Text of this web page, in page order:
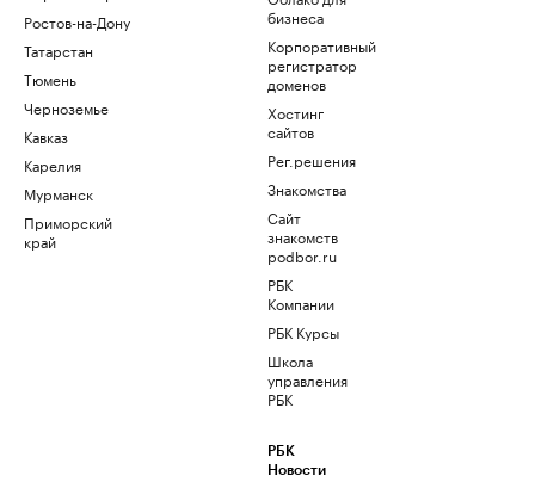
Ростов-на-Дону
Татарстан
Тюмень
Черноземье
Кавказ
Карелия
Мурманск
Приморский
край
бизнеса
Корпоративный
регистратор
доменов
Хостинг
сайтов
Рег.решения
Знакомства
Сайт
знакомств
podbor.ru
РБК
Компании
РБК Курсы
Школа
управления
РБК
РБК
Новости